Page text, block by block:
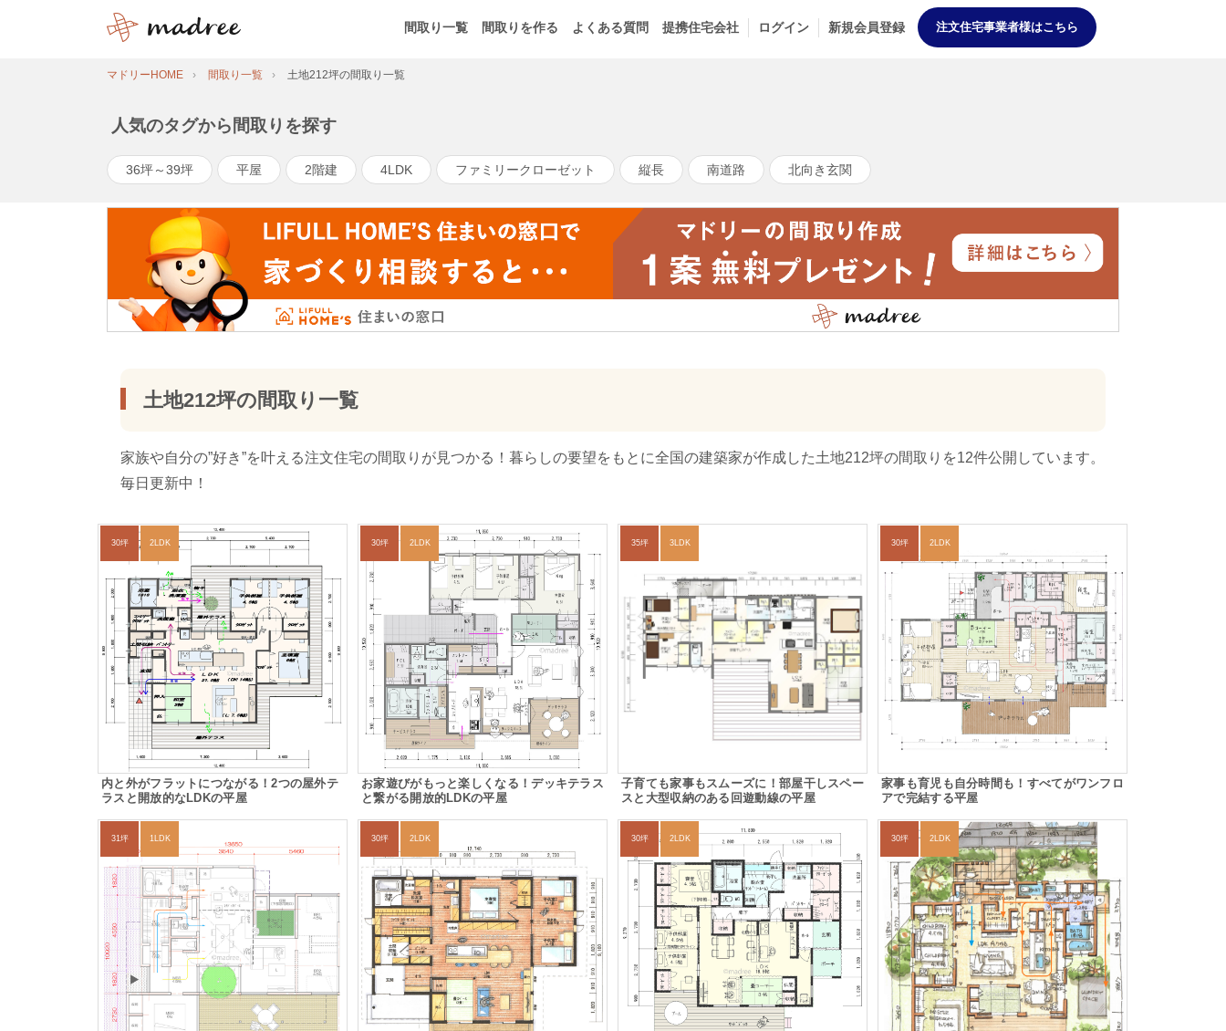
間取り一覧 間取りを作る よくある質問 提携住宅会社 ログイン 新規会員登録 注文住宅事業者様はこちら
マドリーHOME 間取り一覧 土地212坪の間取り一覧
人気のタグから間取りを探す
36坪～39坪 平屋 2階建 4LDK ファミリークローゼット 縦長 南道路 北向き玄関
土地212坪の間取り一覧
家族や自分の”好き”を叶える注文住宅の間取りが見つかる！暮らしの要望をもとに全国の建築家が作成した土地212坪の間取りを12件公開しています。
毎日更新中！
30坪 2LDK
内と外がフラットにつながる！2つの屋外テ
ラスと開放的なLDKの平屋
30坪 2LDK
お家遊びがもっと楽しくなる！デッキテラス
と繋がる開放的LDKの平屋
35坪 3LDK
子育ても家事もスムーズに！部屋干しスペー
スと大型収納のある回遊動線の平屋
30坪 2LDK
家事も育児も自分時間も！すべてがワンフロ
アで完結する平屋
31坪 1LDK 30坪 2LDK 30坪 2LDK 30坪 2LDK